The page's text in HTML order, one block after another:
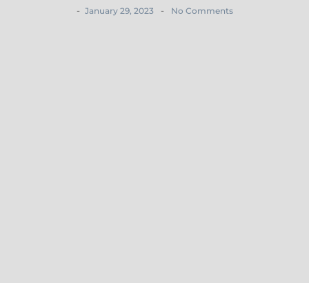
- January 29, 2023 - No Comments